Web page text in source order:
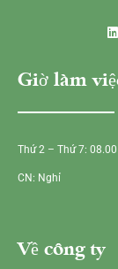
Giờ làm
Thứ 2 – Thứ 7:
CN: Nghỉ
Về công ty